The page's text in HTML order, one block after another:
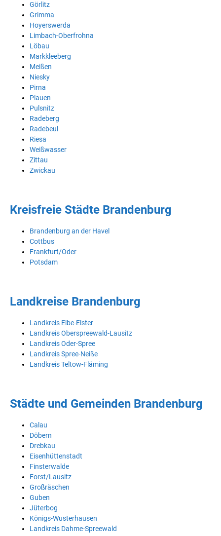
Görlitz
Grimma
Hoyerswerda
Limbach-Oberfrohna
Löbau
Markkleeberg
Meißen
Niesky
Pirna
Plauen
Pulsnitz
Radeberg
Radebeul
Riesa
Weißwasser
Zittau
Zwickau
Kreisfreie Städte Brandenburg
Brandenburg an der Havel
Cottbus
Frankfurt/Oder
Potsdam
Landkreise Brandenburg
Landkreis Elbe-Elster
Landkreis Oberspreewald-Lausitz
Landkreis Oder-Spree
Landkreis Spree-Neiße
Landkreis Teltow-Fläming
Städte und Gemeinden Brandenburg
Calau
Döbern
Drebkau
Eisenhüttenstadt
Finsterwalde
Forst/Lausitz
Großräschen
Guben
Jüterbog
Königs-Wusterhausen
Landkreis Dahme-Spreewald